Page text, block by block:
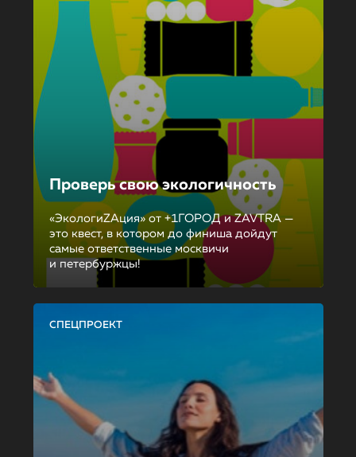
Проверь свою экологичность
«ЭкологиZAция» от +1ГОРОД и ZAVTRA —
это квест, в котором до финиша дойдут
самые ответственные москвичи
и петербуржцы!
СПЕЦПРОЕКТ